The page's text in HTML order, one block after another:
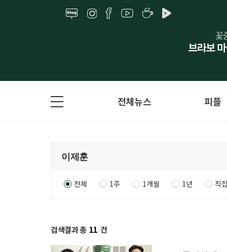
전체뉴스 피플
전체 1주 1개월 1년 직
검색결과 총 11 건